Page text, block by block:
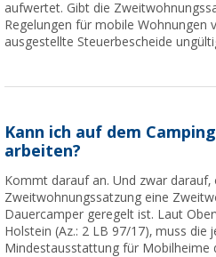
aufwertet. Gibt die
Regelungen für mobile Wohnungen
ausgestellte Steuerbescheide
Kann ich auf dem
arbeiten?
Kommt darauf an. Und zwar darauf,
Zweitwohnungssatzung eine
Dauercamper geregelt ist. Laut
Holstein (Az.: 2 LB 97/17), muss die
Mindestausstattung für Mobilheime